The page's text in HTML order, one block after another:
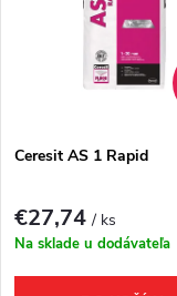
e
p
Abecedne
s
p
r
Ceresit AS 1 Rapid
€27,74/ ks
Na sklade u dodávateľa